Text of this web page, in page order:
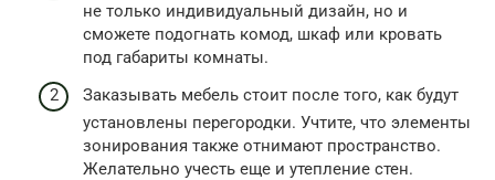
не только индивидуальный дизайн, но и
сможете подогнать комод, шкаф или кровать
под габариты комнаты.
Заказывать мебель стоит после того, как будут
установлены перегородки. Учтите, что элементы
зонирования также отнимают пространство.
Желательно учесть еще и утепление стен.